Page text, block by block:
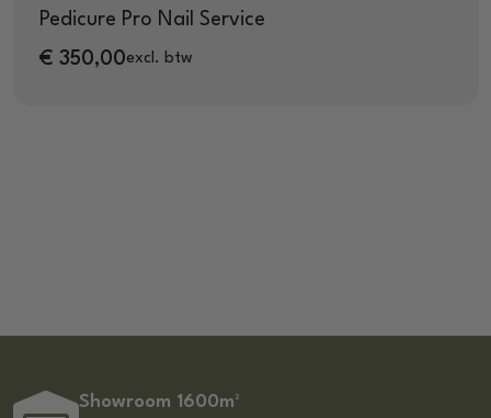
Pedicure Pro Nail Service
€ 350,00excl. btw
Showroom 1600m²